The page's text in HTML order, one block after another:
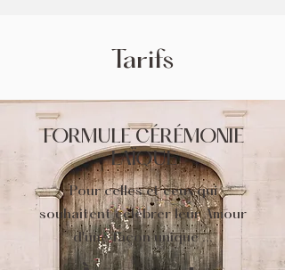
Tarifs
FORMULE CÉRÉMONIE
LAÏQUE
Pour celles et ceux qui
souhaitent célébrer leur Amour
d'une façon unique ...